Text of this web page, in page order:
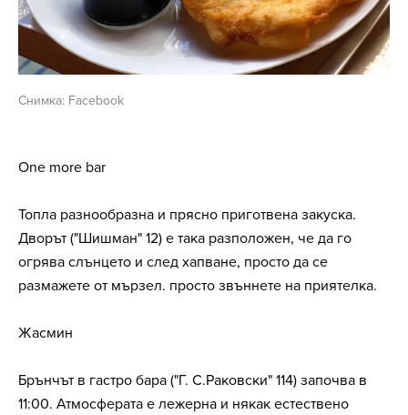
Снимка: Facebook
One more bar
Топла разнообразна и прясно приготвена закуска.
Дворът ("Шишман" 12) е така разположен, че да го
огрява слънцето и след хапване, просто да се
размажете от мързел. просто звъннете на приятелка.
Жасмин
Брънчът в гастро бара ("Г. С.Раковски" 114) започва в
11:00. Атмосферата е лежерна и някак естествено